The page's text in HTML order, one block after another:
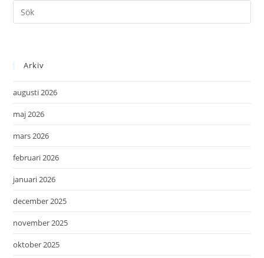
Arkiv
augusti 2026
maj 2026
mars 2026
februari 2026
januari 2026
december 2025
november 2025
oktober 2025